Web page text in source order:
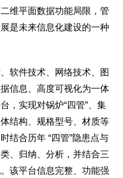
维平面数据功能局限，管
是未来信息化建设的一种
软件技术、网络技术、图
信息、高度可视化为一体
，实现对锅炉“四管”、集
结构、规格型号、材质等
结合历年 “四管”隐患点与
、归纳、分析，并结合三
该平台信息完整、功能强